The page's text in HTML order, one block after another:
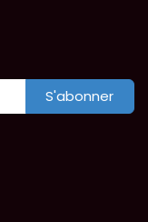
S'abonner